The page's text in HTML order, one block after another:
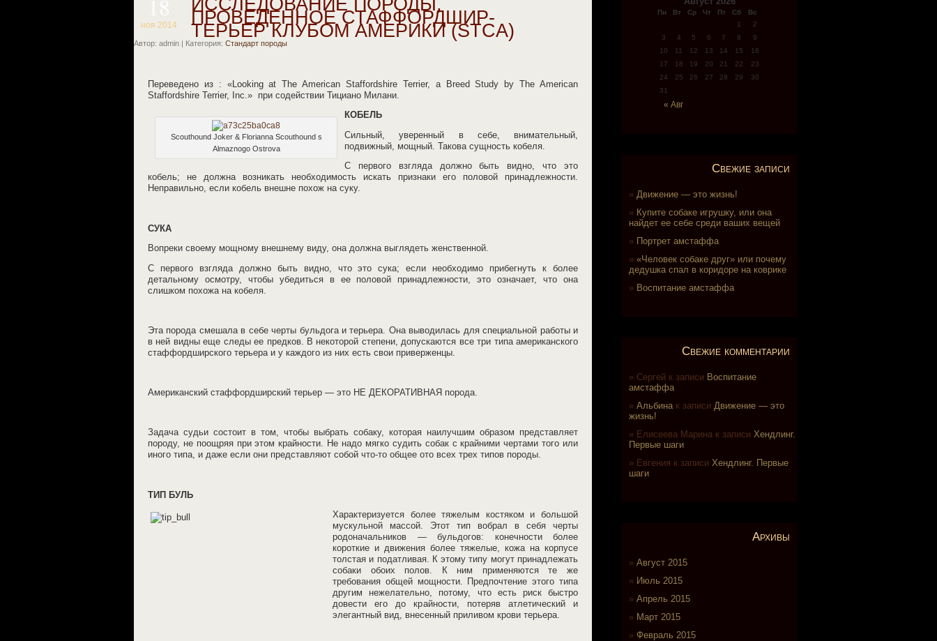
ноя 2014
ИССЛЕДОВАНИЕ ПОРОДЫ,
ПРОВЕДЕННОЕ СТАФФОРДШИР-
ТЕРЬЕР КЛУБОМ АМЕРИКИ (STCA)
Автор: admin | Категория: Стандарт породы
Переведено из : «Looking at The American Staffordshire Terrier, a Breed Study by The American
Staffordshire Terrier, Inc.» при содействии Тициано Милани.
Scouthound Joker & Florianna Scouthound s
Almaznogo Ostrova
КОБЕЛЬ
Сильный, уверенный в себе, внимательный,
подвижный, мощный. Такова сущность кобеля.
С первого взгляда должно быть видно, что это
кобель; не должна возникать необходимость искать признаки его половой принадлежности.
Неправильно, если кобель внешне похож на суку.
СУКА
Вопреки своему мощному внешнему виду, она должна выглядеть женственной.
С первого взгляда должно быть видно, что это сука; если необходимо прибегнуть к более
детальному осмотру, чтобы убедиться в ее половой принадлежности, это означает, что она
слишком похожа на кобеля.
Эта порода смешала в себе черты бульдога и терьера. Она выводилась для специальной работы и
в ней видны еще следы ее предков. В некоторой степени, допускаются все три типа американского
стаффордширского терьера и у каждого из них есть свои приверженцы.
Американский стаффордширский терьер — это НЕ ДЕКОРАТИВНАЯ порода.
Задача судьи состоит в том, чтобы выбрать собаку, которая наилучшим образом представляет
породу, не поощряя при этом крайности. Не надо мягко судить собак с крайними чертами того или
иного типа, и даже если они представляют собой что-то общее ото всех трех типов породы.
ТИП БУЛЬ
Характеризуется более тяжелым костяком и большой
мускульной массой. Этот тип вобрал в себя черты
родоначальников — бульдогов: конечности более
короткие и движения более тяжелые, кожа на корпусе
толстая и податливая. К этому типу могут принадлежать
собаки обоих полов. К ним применяются те же
требования общей мощности. Предпочтение этого типа
другим нежелательно, потому, что есть риск быстро
довести его до крайности, потеряв атлетический и
элегантный вид, внесенный приливом крови терьера.
Пн Вт Ср Чт Пт Сб Вс
« Авг
1
2
3
4 5 6 7 8
9
10
11 12 13 14 15
16
17
18 19 20 21 22
23
24
25 26 27 28 29
30
31
Свежие записи
Движение — это жизнь!
Купите собаке игрушку, или она
найдет ее себе среди ваших вещей
Портрет амстаффа
«Человек собаке друг» или почему
дедушка спал в коридоре на коврике
Воспитание амстаффа
Свежие комментарии
Сергей к записи Воспитание
амстаффа
Альбина к записи Движение — это
жизнь!
Елисеева Марина к записи Хендлинг.
Первые шаги
Евгения к записи Хендлинг. Первые
шаги
Архивы
Август 2015
Июль 2015
Апрель 2015
Март 2015
Февраль 2015